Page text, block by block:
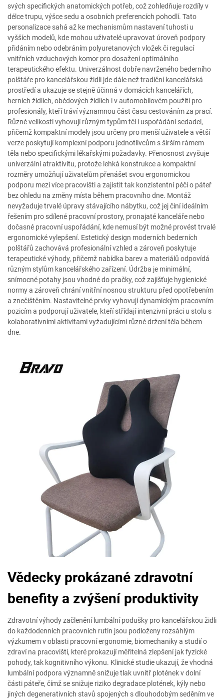
svých specifických anatomických potřeb, což zohledňuje rozdíly v
délce trupu, výšce sedu a osobních preferencích pohodlí. Tato
personalizace sahá až ke mechanismům nastavení tuhosti u
vyšších modelů, kde mohou uživatelé upravovat úroveň podpory
přidáním nebo odebráním polyuretanových vložek či regulací
vnitřních vzduchových komor pro dosažení optimálního
terapeutického efektu. Univerzálnost dobře navrženého bederního
polštáře pro kancelářskou židli jde dále než tradiční kancelářská
prostředí a ukazuje se stejně účinná v domácích kancelářích,
herních židlích, obědových židlích i v automobilovém použití pro
profesionály, kteří tráví významnou část času cestováním za prací.
Různé velikosti vyhovují různým typům těl i uspořádání sedadel,
přičemž kompaktní modely jsou určeny pro menší uživatele a větší
verze poskytují komplexní podporu jednotlivcům s širším rámem
těla nebo specifickými lékařskými požadavky. Přenosnost zvyšuje
univerzální atraktivitu, protože lehká konstrukce a kompaktní
rozměry umožňují uživatelům přenášet svou ergonomickou
podporu mezi více pracovišti a zajistit tak konzistentní péči o páteř
bez ohledu na změny místa během pracovního dne. Montáž
nevyžaduje trvalé úpravy stávajícího nábytku, což jej činí ideálním
řešením pro sdílené pracovní prostory, pronajaté kanceláře nebo
dočasné pracovní uspořádání, kde nemusí být možné provést trvalé
ergonomické vylepšení. Estetický design moderních bederních
polštářů zachovává profesionální vzhled a zároveň poskytuje
terapeutické výhody, přičemž nabídka barev a materiálů odpovídá
různým stylům kancelářského zařízení. Údržba je minimální,
snímocné potahy jsou vhodné do pračky, což zajišťuje hygienické
normy a zároveň chrání vnitřní nosnou strukturu před opotřebením
a znečištěním. Nastavitelné prvky vyhovují dynamickým pracovním
pozicím a podporují uživatele, kteří střídají intenzivní práci u stolu s
kolaborativními aktivitami vyžadujícími různé držení těla během
dne.
Vědecky prokázané zdravotní
benefity a zvýšení produktivity
Zdravotní výhody začlenění lumbální podušky pro kancelářskou židli
do každodenních pracovních rutin jsou podloženy rozsáhlým
výzkumem v oblasti pracovní ergonomie, biomechaniky a studií o
zdraví na pracovišti, které prokazují měřitelná zlepšení jak fyzické
pohody, tak kognitivního výkonu. Klinické studie ukazují, že vhodná
lumbální podpora významně snižuje tlak uvnitř plotének v dolní
části páteře, čímž se snižuje riziko degradace plotének, kýly nebo
jiných degenerativních stavů spojených s dlouhodobým seděním ve